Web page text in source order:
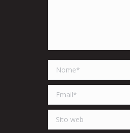
Nome *
Email *
Sito web